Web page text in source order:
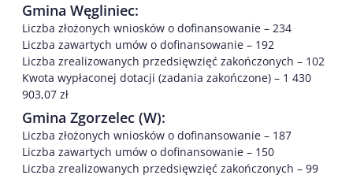
Gmina Węgliniec:
Liczba złożonych wniosków o dofinansowanie – 234
Liczba zawartych umów o dofinansowanie – 192
Liczba zrealizowanych przedsięwzięć zakończonych – 102
Kwota wypłaconej dotacji (zadania zakończone) – 1 430
903,07 zł
Gmina Zgorzelec (W):
Liczba złożonych wniosków o dofinansowanie – 187
Liczba zawartych umów o dofinansowanie – 150
Liczba zrealizowanych przedsięwzięć zakończonych – 99